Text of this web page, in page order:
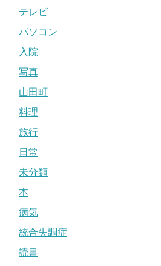
テレビ
パソコン
入院
写真
山田町
料理
旅行
日常
未分類
本
病気
統合失調症
読書